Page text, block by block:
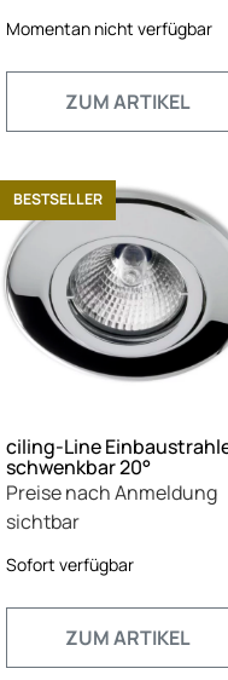
Momentan nicht verfügbar
ZUM ARTIKEL
BESTSELLER
ciling-Line
schwenkbar 20°
Preise nach Anmeldung
sichtbar
Sofort verfügbar
ZUM ARTIKEL